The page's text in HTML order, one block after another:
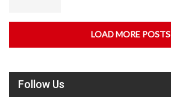
LOAD MORE POSTS
Follow Us